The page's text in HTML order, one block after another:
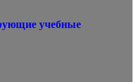
учебные